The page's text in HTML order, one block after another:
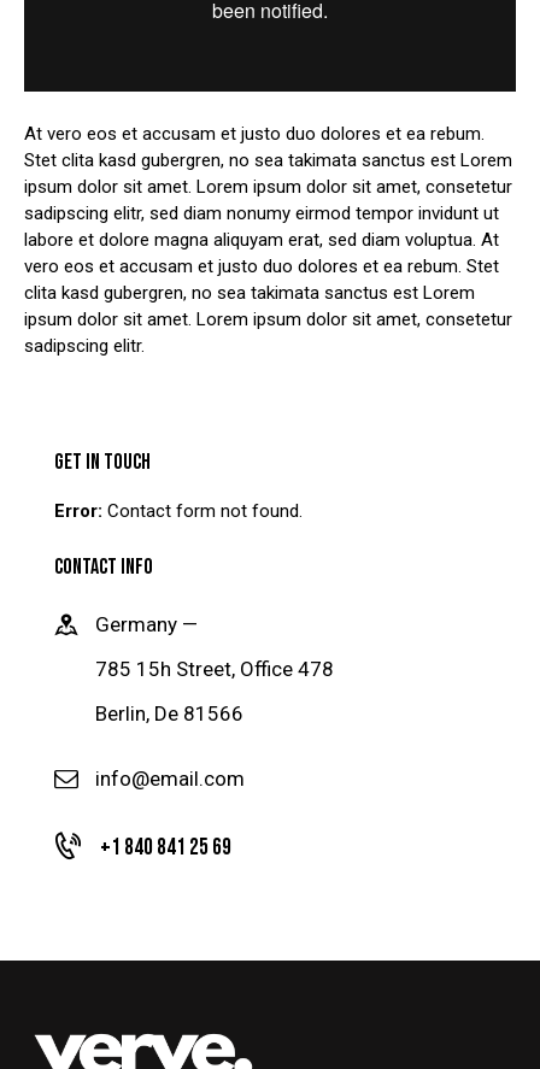
At vero eos et accusam et justo duo dolores et ea rebum.
Stet clita kasd gubergren, no sea takimata sanctus est Lorem
ipsum dolor sit amet. Lorem ipsum dolor sit amet, consetetur
sadipscing elitr, sed diam nonumy eirmod tempor invidunt ut
labore et dolore magna aliquyam erat, sed diam voluptua. At
vero eos et accusam et justo duo dolores et ea rebum. Stet
clita kasd gubergren, no sea takimata sanctus est Lorem
ipsum dolor sit amet. Lorem ipsum dolor sit amet, consetetur
sadipscing elitr.
GET IN TOUCH
Error: Contact form not found.
CONTACT INFO
Germany —
785 15h Street, Office 478
Berlin, De 81566
info@email.com
+1 840 841 25 69